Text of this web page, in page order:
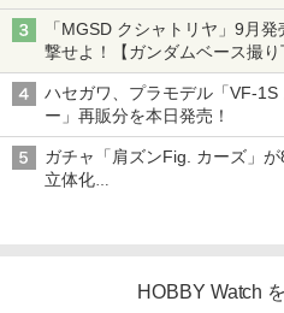
【ガンダムベース撮り下ろし】
「MGSD クシャトリヤ」9月
撃せよ！【ガンダムベース撮り
ハセガワ、プラモデル「VF-
ー」再販分を本日発売！
ガチャ「肩ズンFig. カーズ」
立体化
HOBBY Watch